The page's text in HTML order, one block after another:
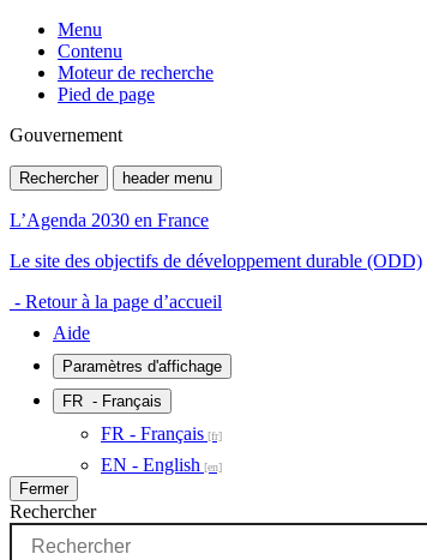
Menu
Contenu
Moteur de recherche
Pied de page
Gouvernement
Rechercher header menu
L’Agenda 2030 en France
Le site des objectifs de développement durable (ODD)
- Retour à la page d’accueil
Aide
Paramètres d'affichage
FR - Français
FR - Français
EN - English
Fermer
Rechercher